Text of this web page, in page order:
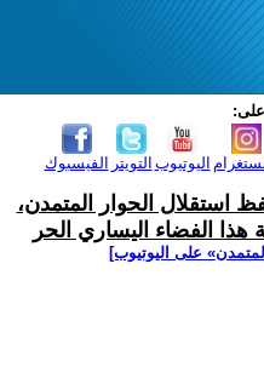
على:
الفيسبوك التويتر اليوتيوب
استقلال الحوار المتمدن،
الفضاء اليساري الحر
على اليوتيوب]